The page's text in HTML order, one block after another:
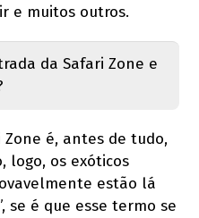
e muitos outros.
da Safari Zone e
Zone é, antes de tudo,
logo, os exóticos
estão lá
se é que esse termo se